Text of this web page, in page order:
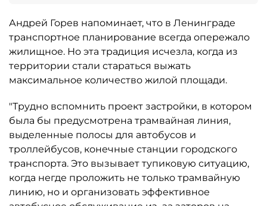
Андрей Горев напоминает, что в Ленинграде
транспортное планирование всегда опережало
жилищное. Но эта традиция исчезла, когда из
территории стали стараться выжать
максимальное количество жилой площади.
"Трудно вспомнить проект застройки, в котором
была бы предусмотрена трамвайная линия,
выделенные полосы для автобусов и
троллейбусов, конечные станции городского
транспорта. Это вызывает тупиковую ситуацию,
когда негде проложить не только трамвайную
линию, но и организовать эффективное